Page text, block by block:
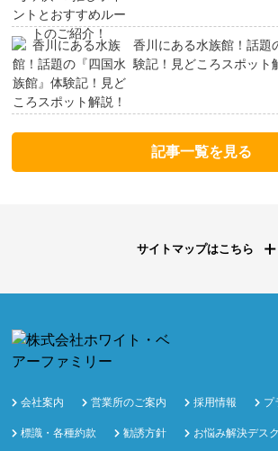
香川にある水族館！話題
験記！見どころスポット
記事一覧を見る
サイトマップはこちら
会社案内 営業所のご案内 採用情報 プ
標識・各種約款 勧誘方針 お悩み解決デスク